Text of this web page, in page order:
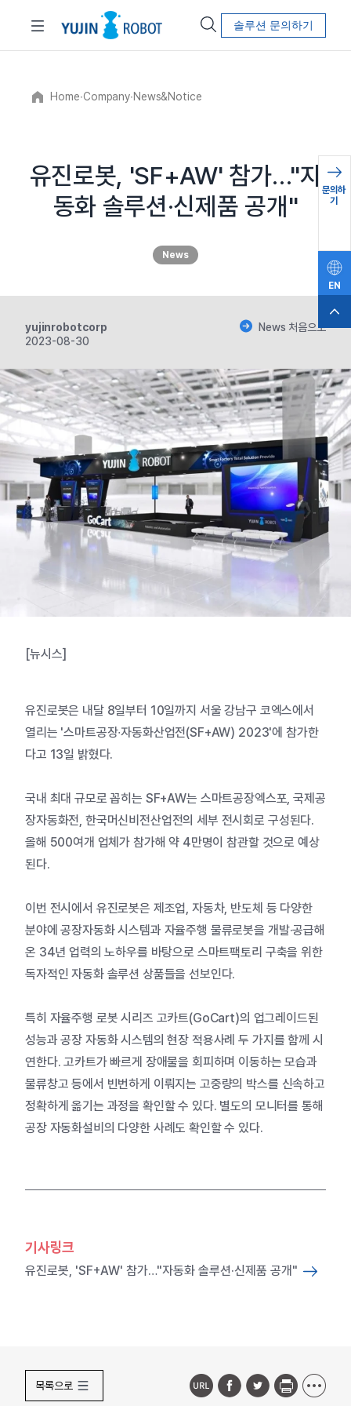
솔루션 문의하기
Home∙Company∙News&Notice
유진로봇, 'SF+AW' 참가…"자
동화 솔루션·신제품 공개"
News
yujinrobotcorp
2023-08-30
News 처음으로
[뉴시스]
유진로봇은 내달 8일부터 10일까지 서울 강남구 코엑스에서
열리는 '스마트공장∙자동화산업전(SF+AW) 2023'에 참가한
다고 13일 밝혔다.
국내 최대 규모로 꼽히는 SF+AW는 스마트공장엑스포, 국제공
장자동화전, 한국머신비전산업전의 세부 전시회로 구성된다.
올해 500여개 업체가 참가해 약 4만명이 참관할 것으로 예상
된다.
이번 전시에서 유진로봇은 제조업, 자동차, 반도체 등 다양한
분야에 공장자동화 시스템과 자율주행 물류로봇을 개발·공급해
온 34년 업력의 노하우를 바탕으로 스마트팩토리 구축을 위한
독자적인 자동화 솔루션 상품들을 선보인다.
특히 자율주행 로봇 시리즈 고카트(GoCart)의 업그레이드된
성능과 공장 자동화 시스템의 현장 적용사례 두 가지를 함께 시
연한다. 고카트가 빠르게 장애물을 회피하며 이동하는 모습과
물류창고 등에서 빈번하게 이뤄지는 고중량의 박스를 신속하고
정확하게 옮기는 과정을 확인할 수 있다. 별도의 모니터를 통해
공장 자동화설비의 다양한 사례도 확인할 수 있다.
기사링크
유진로봇, 'SF+AW' 참가…"자동화 솔루션·신제품 공개"
목록으로
문의하
기
EN